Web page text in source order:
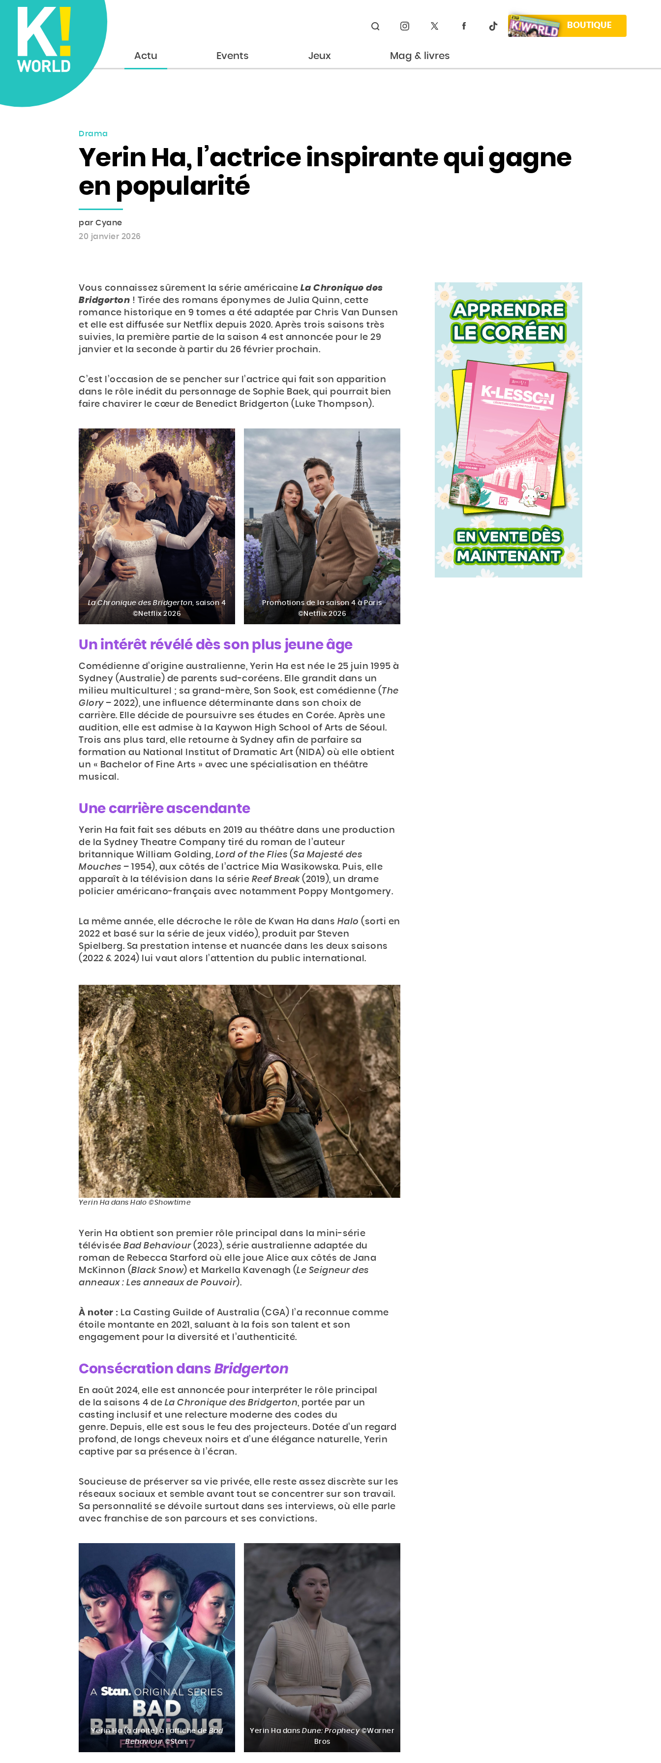
Rechercher
BOUTIQUE
Accueil Actu Events Jeux Mag & livres
Drama
Yerin Ha, l’actrice inspirante qui gagne
en popularité
par Cyane
20 janvier 2026
Vous connaissez sûrement la série américaine La Chronique des
Bridgerton ! Tirée des romans éponymes de Julia Quinn, cette
romance historique en 9 tomes a été adaptée par Chris Van Dunsen
et elle est diffusée sur Netflix depuis 2020. Après trois saisons très
suivies, la première partie de la saison 4 est annoncée pour le 29
janvier et la seconde à partir du 26 février prochain.
C’est l’occasion de se pencher sur l’actrice qui fait son apparition
dans le rôle inédit du personnage de Sophie Baek, qui pourrait bien
faire chavirer le cœur de Benedict Bridgerton (Luke Thompson).
La Chronique des Bridgerton , saison 4
©Netflix 2026
Promotions de la saison 4 à Paris
©Netflix 2026
Un intérêt révélé dès son plus jeune âge
Comédienne d’origine australienne, Yerin Ha est née le 25 juin 1995 à
Sydney (Australie) de parents sud-coréens. Elle grandit dans un
milieu multiculturel ; sa grand-mère, Son Sook, est comédienne ( The
Glory– 2022), une influence déterminante dans son choix de
carrière. Elle décide de poursuivre ses études en Corée. Après une
audition, elle est admise à la Kaywon High School of Arts de Séoul.
Trois ans plus tard, elle retourne à Sydney afin de parfaire sa
formation au National Institut of Dramatic Art (NIDA) où elle obtient
un « Bachelor of Fine Arts » avec une spécialisation en théâtre
musical.
Une carrière ascendante
Yerin Ha fait fait ses débuts en 2019 au théâtre dans une production
de la Sydney Theatre Company tiré du roman de l’auteur
britannique William Golding, Lord of the Flies (Sa Majesté des
Mouches – 1954), aux côtés de l’actrice Mia Wasikowska. Puis, elle
apparaît à la télévision dans la série Reef Break(2019), un drame
policier américano-français avec notamment Poppy Montgomery.
La même année, elle décroche le rôle de Kwan Ha dans Halo (sorti en
2022 et basé sur la série de jeux vidéo), produit par Steven
Spielberg. Sa prestation intense et nuancée dans les deux saisons
(2022 & 2024) lui vaut alors l’attention du public international.
Yerin Ha dans Halo ©Showtime
Yerin Ha obtient son premier rôle principal dans la mini-série
télévisée Bad Behaviour(2023), série australienne adaptée du
roman de Rebecca Starford où elle joue Alice aux côtés de Jana
McKinnon (Black Snow) et Markella Kavenagh (Le Seigneur des
anneaux : Les anneaux de Pouvoir).
À noter : La Casting Guilde of Australia (CGA) l’a reconnue comme
étoile montante en 2021, saluant à la fois son talent et son
engagement pour la diversité et l’authenticité.
Consécration dans Bridgerton
En août 2024, elle est annoncée pour interpréter le rôle principal
de la saisons 4 de La Chronique des Bridgerton, portée par un
casting inclusif et une relecture moderne des codes du
genre. Depuis, elle est sous le feu des projecteurs. Dotée d’un regard
profond, de longs cheveux noirs et d’une élégance naturelle, Yerin
captive par sa présence à l’écran.
Soucieuse de préserver sa vie privée, elle reste assez discrète sur les
réseaux sociaux et semble avant tout se concentrer sur son travail.
Sa personnalité se dévoile surtout dans ses interviews, où elle parle
avec franchise de son parcours et ses convictions.
Yerin Ha (à droite) à l’affiche de Bad
Behaviour©Stan.
Yerin Ha dans Dune: Prophecy©Warner
Bros